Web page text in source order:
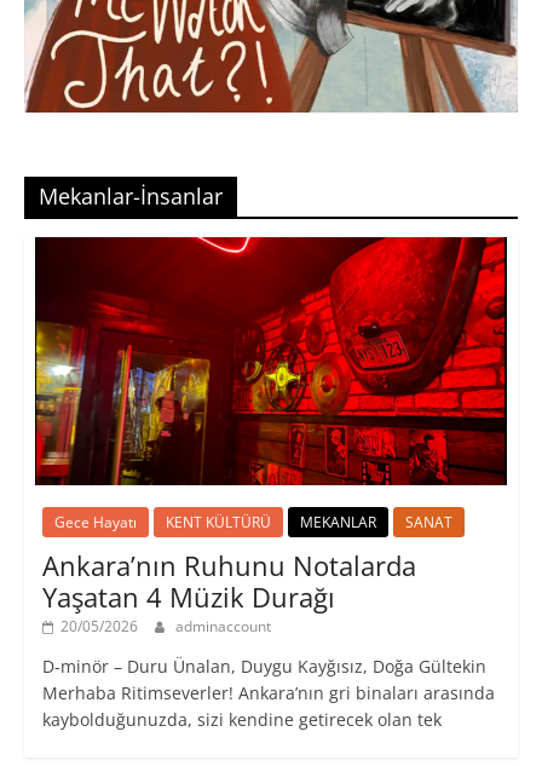
Mekanlar-İnsanlar
Gece Hayatı KENT KÜLTÜRÜ MEKANLAR SANAT
Ankara’nın Ruhunu Notalarda
Yaşatan 4 Müzik Durağı
20/05/2026 adminaccount
D-minör – Duru Ünalan, Duygu Kayğısız, Doğa Gültekin
Merhaba Ritimseverler! Ankara’nın gri binaları arasında
kaybolduğunuzda, sizi kendine getirecek olan tek